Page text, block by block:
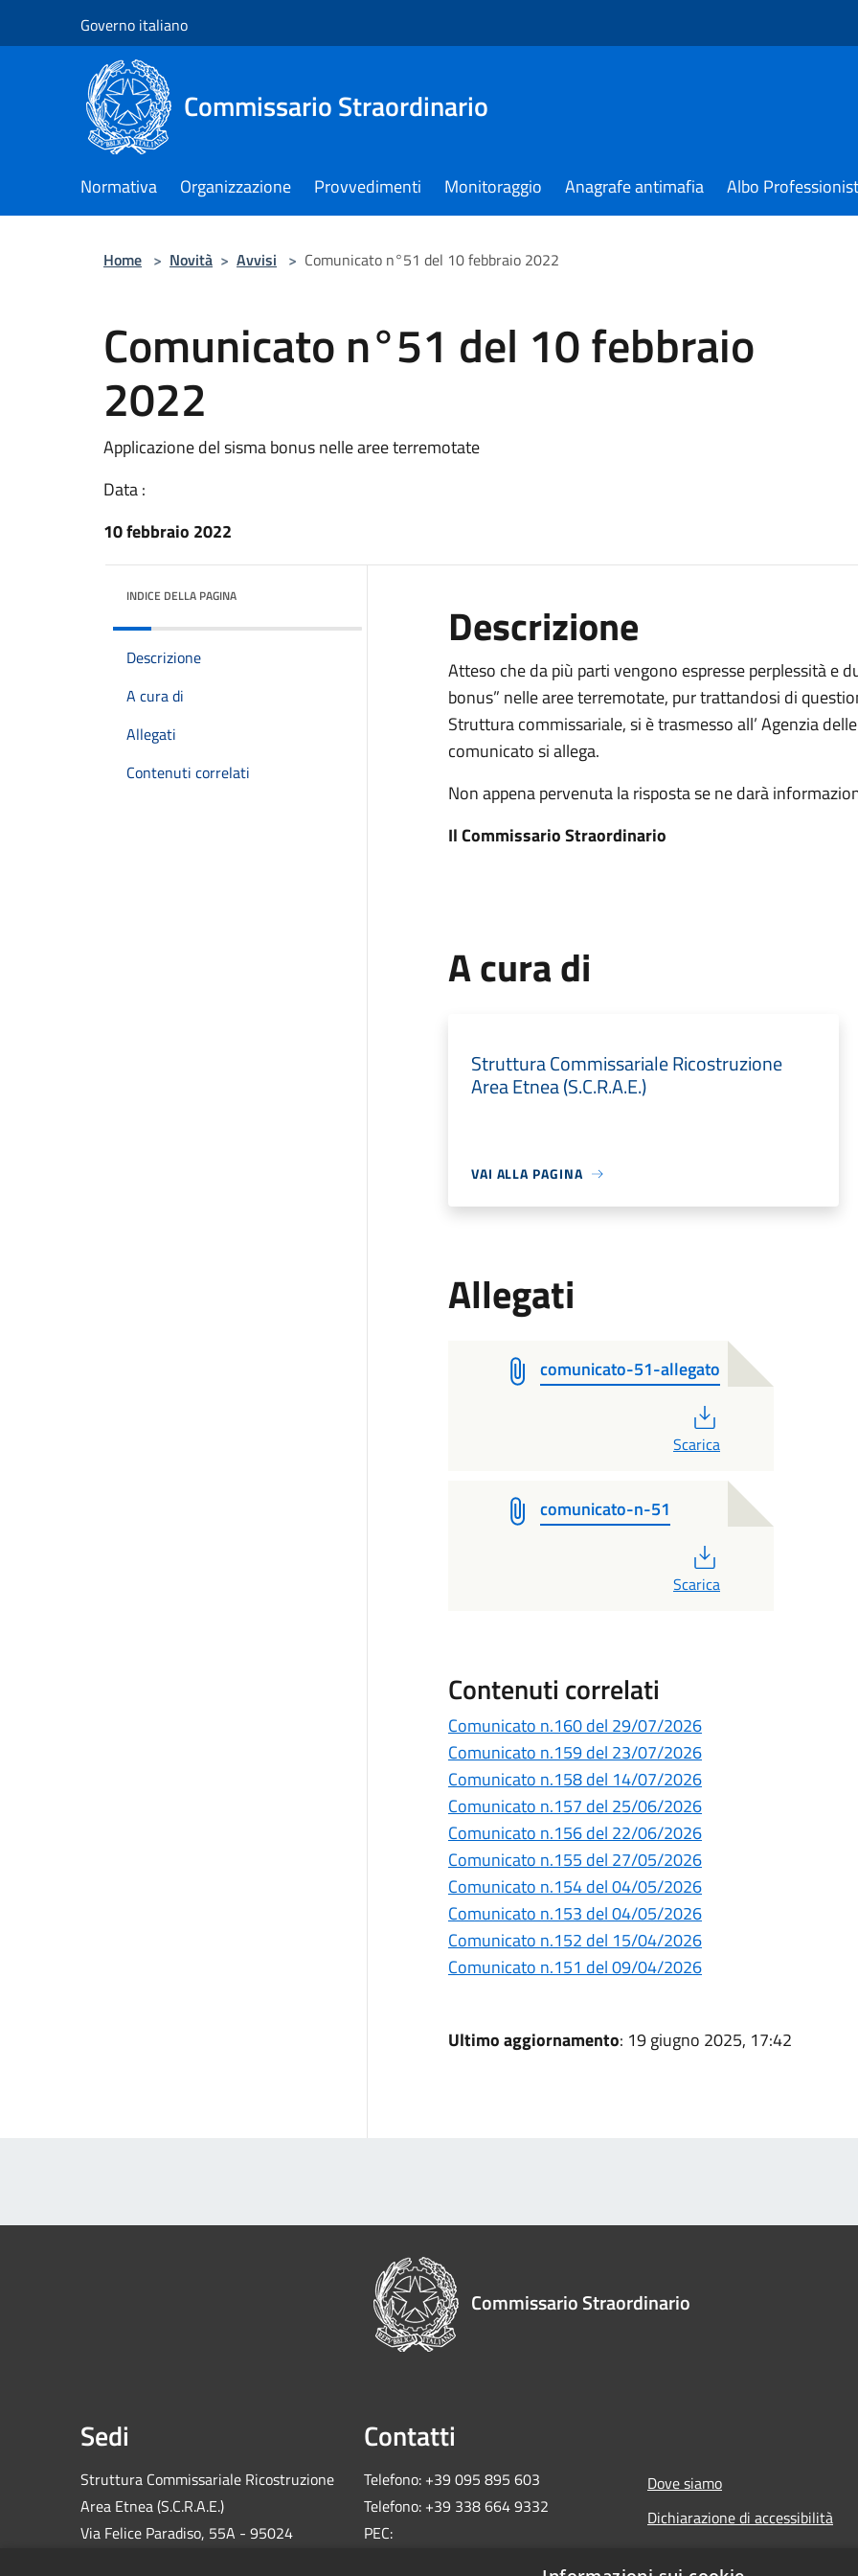
Governo italiano
Commissario Straordinario
Normativa Organizzazione Provvedimenti Monitoraggio Anagrafe antimafia Albo
Home > Novità > Avvisi > Comunicato n°51 del 10 febbraio 2022
Comunicato n°51 del 10 febbraio
2022
Applicazione del sisma bonus nelle aree terremotate
Data :
10 febbraio 2022
INDICE DELLA PAGINA
Descrizione
A cura di
Allegati
Contenuti correlati
Descrizione
Atteso che da più parti vengono espresse perplessità e
bonus” nelle aree terremotate, pur trattandosi di
Struttura commissariale, si è trasmesso all’ Agenzia
comunicato si allega.
Non appena pervenuta la risposta se ne darà
Il Commissario Straordinario
Dott. Salvatore
A cura di
Struttura Commissariale Ricostruzione
Area Etnea (S.C.R.A.E.)
VAI ALLA PAGINA
Allegati
comunicato-51-allegato
Scarica
comunicato-n-51
Scarica
Contenuti correlati
Comunicato n.160 del 29/07/2026
Comunicato n.159 del 23/07/2026
Comunicato n.158 del 14/07/2026
Comunicato n.157 del 25/06/2026
Comunicato n.156 del 22/06/2026
Comunicato n.155 del 27/05/2026
Comunicato n.154 del 04/05/2026
Comunicato n.153 del 04/05/2026
Comunicato n.152 del 15/04/2026
Comunicato n.151 del 09/04/2026
Ultimo aggiornamento: 19 giugno 2025, 17:42
Commissario Straordinario
Sedi
Struttura Commissariale Ricostruzione
Area Etnea (S.C.R.A.E.)
Via Felice Paradiso, 55A - 95024
Contatti
Telefono: +39 095 895 603
Telefono: +39 338 664 9332
PEC:
Dove siamo
Dichiarazione di accessibilità